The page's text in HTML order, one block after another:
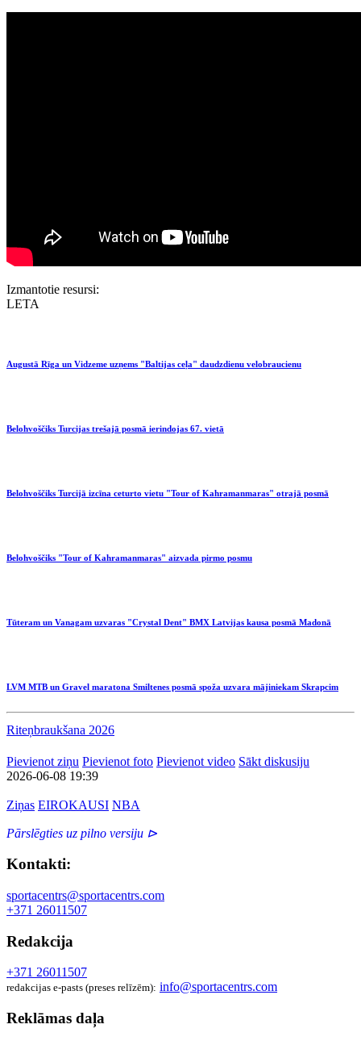
Izmantotie resursi:
LETA
Augustā Rīga un Vidzeme uzņems "Baltijas ceļa" daudzdienu velobraucienu
Belohvoščiks Turcijas trešajā posmā ierindojas 67. vietā
Belohvoščiks Turcijā izcīna ceturto vietu "Tour of Kahramanmaras" otrajā posmā
Belohvoščiks "Tour of Kahramanmaras" aizvada pirmo posmu
Tūteram un Vanagam uzvaras "Crystal Dent" BMX Latvijas kausa posmā Madonā
LVM MTB un Gravel maratona Smiltenes posmā spoža uzvara mājiniekam Skrapcim
Riteņbraukšana 2026
Pievienot ziņu Pievienot foto Pievienot video Sākt diskusiju
2026-06-08 19:39
Ziņas EIROKAUSI NBA
Pārslēgties uz pilno versiju ⊳
Kontakti:
sportacentrs@sportacentrs.com
+371 26011507
Redakcija
+371 26011507
redakcijas e-pasts (preses relīzēm): info@sportacentrs.com
Reklāmas daļa